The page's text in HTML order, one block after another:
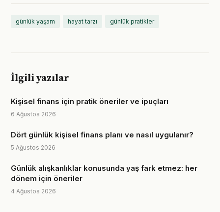
günlük yaşam hayat tarzı günlük pratikler
İlgili yazılar
Kişisel finans için pratik öneriler ve ipuçları
6 Ağustos 2026
Dört günlük kişisel finans planı ve nasıl uygulanır?
5 Ağustos 2026
Günlük alışkanlıklar konusunda yaş fark etmez: her
dönem için öneriler
4 Ağustos 2026